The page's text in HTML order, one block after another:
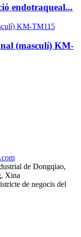
endotraqueal...
(masculí) KM-
de Dongqiao,
Xina
de negocis del